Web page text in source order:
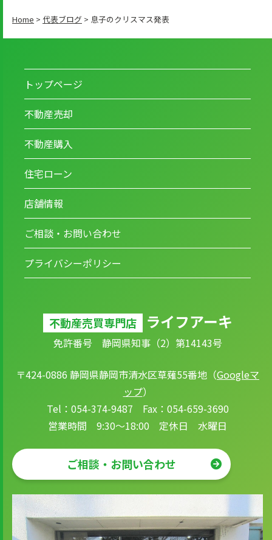
Home > 代表ブログ > 息子のクリスマス発表
トップページ
不動産売却
不動産購入
住宅ローン
店舗情報
ご相談・お問い合わせ
プライバシーポリシー
不動産売買専門店 ライフアーキ
免許番号 静岡県知事（2）第14143号
〒424-0886 静岡県静岡市清水区草薙55番地（Googleマ
ップ）
Tel：054-374-9487 Fax：054-659-3690
営業時間 9:30～18:00 定休日 水曜日
ご相談・お問い合わせ